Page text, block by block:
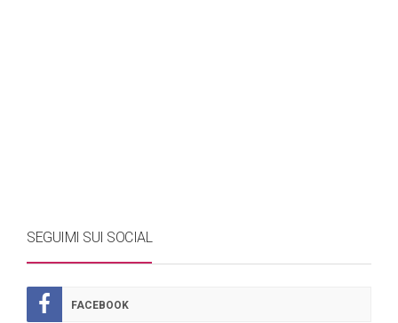
SEGUIMI SUI SOCIAL
FACEBOOK